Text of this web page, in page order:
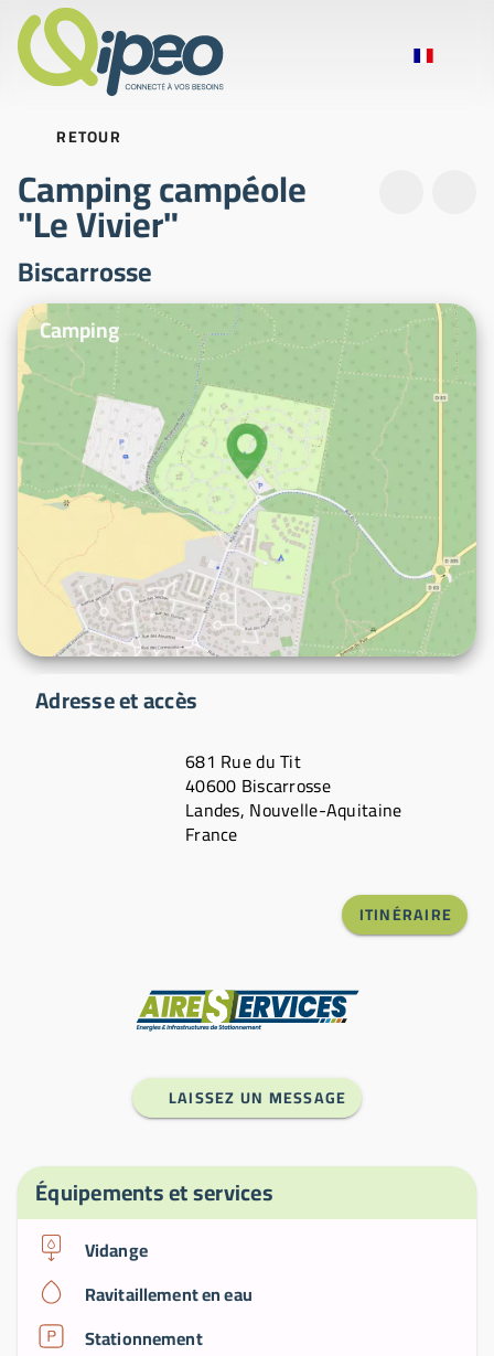
RETOUR
Camping campéole
"Le Vivier"
Biscarrosse
Photos d'illustration
Camping
Adresse et accès
681 Rue du Tit
40600 Biscarrosse
Landes, Nouvelle-Aquitaine
France
ITINÉRAIRE
LAISSEZ UN MESSAGE
Équipements et services
Vidange
Ravitaillement en eau
Stationnement